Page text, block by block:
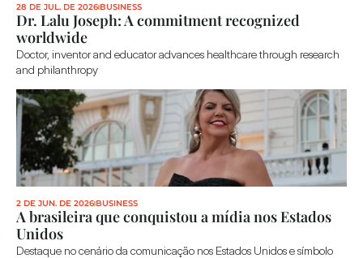
28 DE JUL. DE 2026 BUSINESS
Dr. Lalu Joseph: A commitment recognized
worldwide
Doctor, inventor and educator advances healthcare through research
and philanthropy
2 DE JUN. DE 2026 BUSINESS
A brasileira que conquistou a mídia nos Estados
Unidos
Destaque no cenário da comunicação nos Estados Unidos e símbolo